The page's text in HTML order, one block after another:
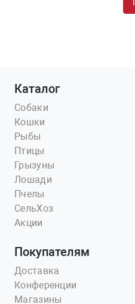
Каталог
Собаки
Кошки
Рыбы
Птицы
Грызуны
Лошади
Пчелы
СельХоз
Акции
Покупателям
Доставка
Конференции
Магазины